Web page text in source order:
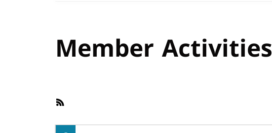
Member Activities
RSS